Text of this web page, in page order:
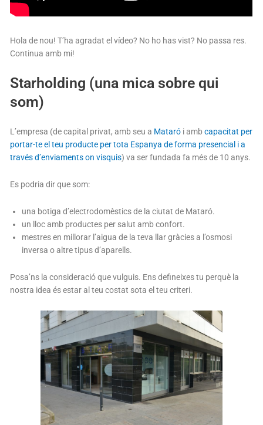
Hola de nou! T’ha agradat el vídeo? No ho has vist? No passa res.
Continua amb mi!
Starholding (una mica sobre qui
som)
L’empresa (de capital privat, amb seu a Mataró i ambcapacitat per
portar-te el teu producte per tota Espanya de forma presencial i a
través d’enviaments on visquis) va ser fundada fa més de 10 anys.
Es podria dir que som:
una botiga d’electrodomèstics de la ciutat de Mataró.
un lloc amb productes per salut amb confort.
mestres en millorar l’aigua de la teva llar gràcies a l’osmosi
inversa o altre tipus d’aparells.
Posa’ns la consideració que vulguis. Ens defineixes tu perquè la
nostra idea és estar al teu costat sota el teu criteri.